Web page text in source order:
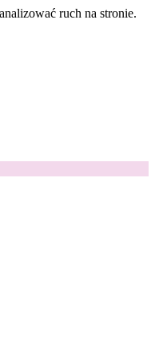
ruch na stronie.